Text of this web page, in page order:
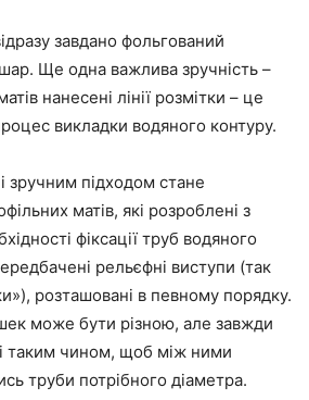
завдано фольгований
шар. Ще одна важлива зручність –
нанесені лінії розмітки – це
викладки водяного контуру.
зручним підходом стане
матів, які розроблені з
фіксації труб водяного
рельєфні виступи (так
), розташовані в певному порядку.
може бути різною, але завжди
таким чином, щоб між ними
труби потрібного діаметра.